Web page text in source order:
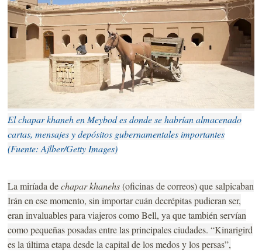
El chapar khaneh en Meybod es donde se habrían almacenado
cartas, mensajes y depósitos gubernamentales importantes
(Fuente: Ajlber/Getty Images)
La miríada dechapar khanehs(oficinas de correos) que salpicaban
Irán en ese momento, sin importar cuán decrépitas pudieran ser,
eran invaluables para viajeros como Bell, ya que también servían
como pequeñas posadas entre las principales ciudades. “Kinarigird
es la última etapa desde la capital de los medos y los persas”,